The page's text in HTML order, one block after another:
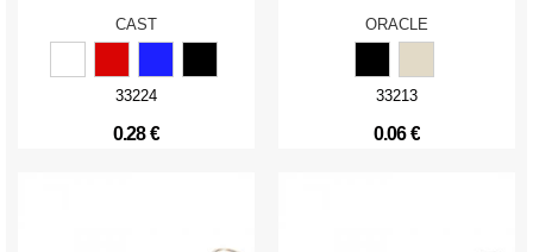
CAST
33224
0.28 €
ORACLE
33213
0.06 €